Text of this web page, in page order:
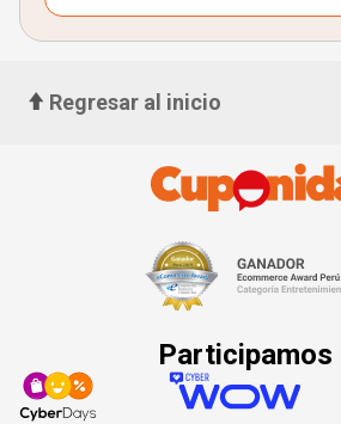
Regresar al inicio
Participamos